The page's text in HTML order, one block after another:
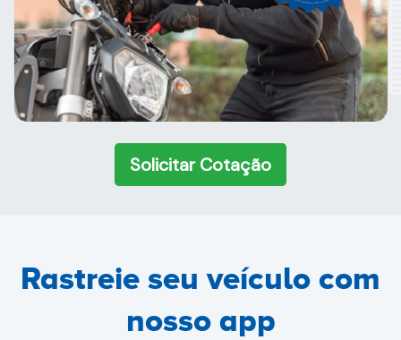
Solicitar Cotação
Rastreie seu veículo com
nosso app